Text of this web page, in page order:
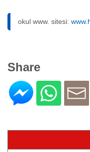
okul www. sitesi:
Share